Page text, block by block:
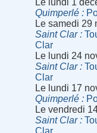
Le lundi 1
Quimperlé
Le samedi 29
Saint Clar
Clar
Le lundi 24
Saint Clar
Clar
Le lundi 17
Quimperlé
Le vendredi
Saint Clar
Clar